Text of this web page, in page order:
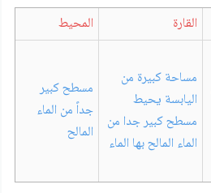
القارة
المحيط
مساحة كبيرة من
اليابسة يحيط
مسطح كبير جدا من
الماء المالح بها الماء
مسطح كبير
جداً من الماء
المالح